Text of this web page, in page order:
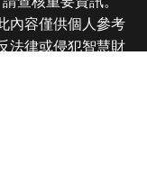
內容僅供個人參考
法律或侵犯智慧財